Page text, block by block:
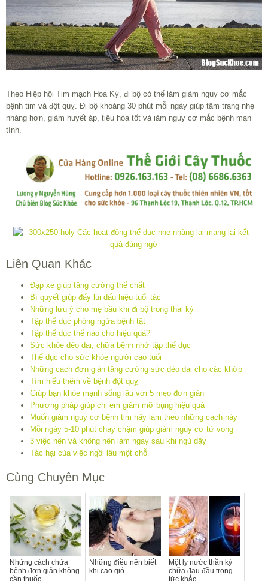
Theo Hiệp hội Tim mạch Hoa Kỳ, đi bộ có thể làm giảm nguy cơ mắc
bệnh tim và đột quỵ. Đi bộ khoảng 30 phút mỗi ngày giúp tâm trạng nhẹ
nhàng hơn, giảm huyết áp, tiêu hóa tốt và iảm nguy cơ mắc bệnh mạn
tính.
Liên Quan Khác
Đạp xe giúp tăng cường thể chất
Bí quyết giúp đẩy lùi dấu hiệu tuổi tác
Những lưu ý cho mẹ bầu khi đi bộ trong thai kỳ
Tập thể dục phòng ngừa bệnh tật
Tập thể dục thế nào cho hiệu quả?
Sức khỏe dẻo dai, chữa bệnh nhờ tập thể dục
Thể dục cho sức khỏe người cao tuổi
Những cách đơn giản tăng cường sức dẻo dai cho các khớp
Tìm hiểu thêm về bệnh đột quỵ
Giúp bạn khỏe mạnh sống lâu với 5 mẹo đơn giản
Phương pháp giúp chị em giảm mỡ bụng hiệu quả
Muốn giảm nguy cơ bệnh tim hãy làm theo những cách này
Mỗi ngày 5-10 phút chạy chậm giúp giảm nguy cơ tử vong
3 việc nên và không nên làm ngay sau khi ngủ dậy
Tác hại của việc ngồi lâu một chỗ
Cùng Chuyên Mục
Những cách chữa
bệnh đơn giản không
cần thuốc
Những điều nên biết
khi cạo gió
Một ly nước thần kỳ
chữa đau đầu trong
tức khắc